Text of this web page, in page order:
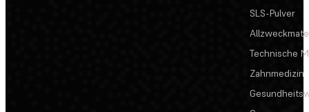
SLS-Pulver
Technische
Zahnmedizin